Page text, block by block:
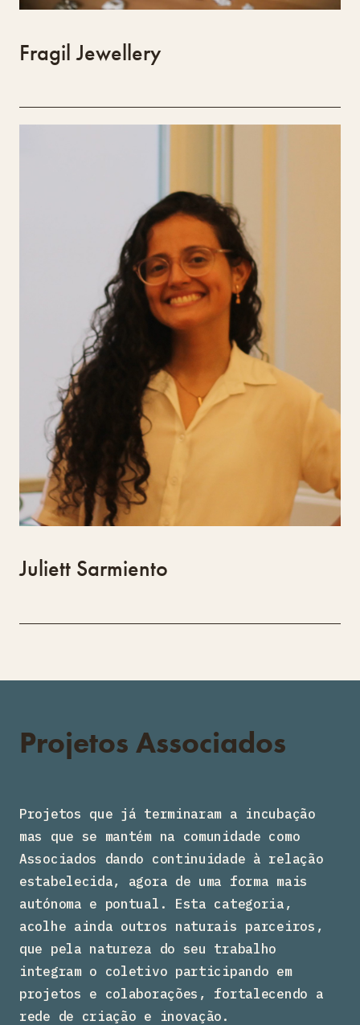
Fragil Jewellery
Juliett Sarmiento, artista plástica e
designer gráfica de Barranquilla, Colômbia,
vive em Portugal desde 2019. Mestre em
Criação Artística Contemporânea (UA, 2021),
iniciou-se na encadernação aos 15 anos com o
pai. Aos 19, aprofundou o interesse enquanto
estudava design. Desde 2013, explora projetos
editoriais numa abordagem artística, criando
livros, fanzines e bordados manuais em
edições limitadas, inspirados por lugares e
pessoas.
Juliett Sarmiento
Projetos Associados
Projetos que já terminaram a incubação
mas que se mantém na comunidade como
Associados dando continuidade à relação
estabelecida, agora de uma forma mais
autónoma e pontual. Esta categoria,
acolhe ainda outros naturais parceiros,
que pela natureza do seu trabalho
integram o coletivo participando em
projetos e colaborações, fortalecendo a
rede de criação e inovação.